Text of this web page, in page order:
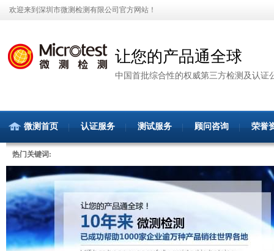
欢迎来到深圳市微测检测有限公司官方网站！
让您的产品通全球
中国首批综合性的权威第三方检测及认证
微测首页 认证服务 测试服务 顾问咨询 荣誉
热门关键词: